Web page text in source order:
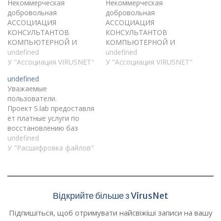
Некоммерческая
добровольная
АССОЦИАЦИЯ
КОНСУЛЬТАНТОВ
КОМПЬЮТЕРНОЙ И
СЕТЕВОЙ
БЕЗОПАСНОСТИ
undefined
У "Ассоциация VIRUSNET"
Некоммерческая
добровольная
АССОЦИАЦИЯ
КОНСУЛЬТАНТОВ
КОМПЬЮТЕРНОЙ И
СЕТЕВОЙ
БЕЗОПАСНОСТИ
undefined
У "Ассоциация VIRUSNET"
undefined
Уважаемые
пользователи.
Проект S.lab предоставля
ет платные услуги по
восстановлению баз
данных 1c (1c7, 1c8 и
MSSQL) после атаки
варьируется от 10 000
зависимости от
объема данных для
undefined
У "Расшифровка файлов"
Відкрийте більше з VirusNet
Підпишіться, щоб отримувати найсвіжіші записи на вашу